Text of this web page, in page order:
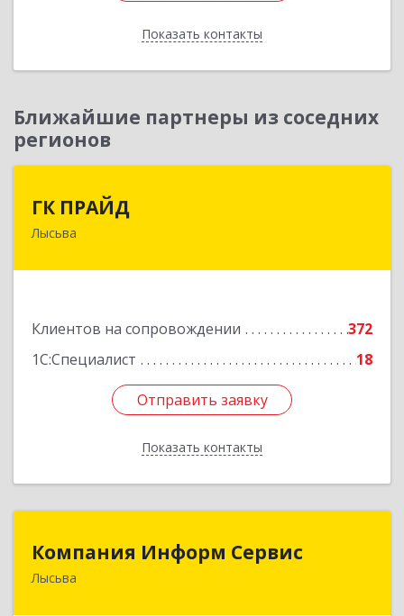
Показать контакты
Назад
Ближайшие партнеры из соседних
регионов
ГК ПРАЙД
Лысьва
Клиентов на сопровождении
372
1С:Специалист
18
Отправить заявку
Показать контакты
618909, Пермский край, Лысьва г, Репина ул,
Отправить заявку
Назад
Компания Информ Сервис
Лысьва
Компания Информ Сервис
618909, Пермский край, Лысьва г, Металлистов